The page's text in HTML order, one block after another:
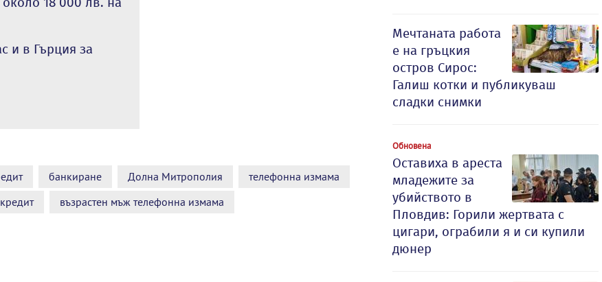
и в Гърция за
банкиране Долна Митрополия
телефонна измама
възрастен мъж телефонна измама
Мечтаната работа
е на гръцкия
остров Сирос:
Галиш котки и публикуваш
сладки снимки
Обновена
Оставиха в ареста
младежите за
убийството в
Пловдив: Горили жертвата с
цигари, ограбили я и си купили
дюнер